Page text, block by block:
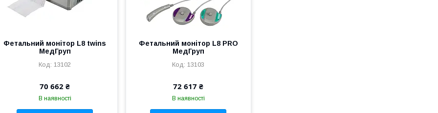
Фетальний монітор L8 twins
МедГруп
13102
70 662 ₴
В наявності
Фетальний монітор L8 PRO
МедГруп
13103
72 617 ₴
В наявності